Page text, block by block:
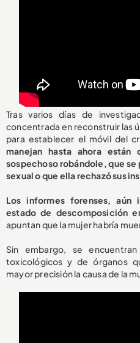
Tras varios días de
concentrada en reconstruir las
para establecer el móvil del
manejan hasta ahora
sospechoso robándole, que
sexual o que ella rechazó sus
Los informes forenses, aún
estado de descomposición
apuntan que la mujer habría
Sin embargo, se
toxicológicos y de órganos
mayor precisión la causa de la